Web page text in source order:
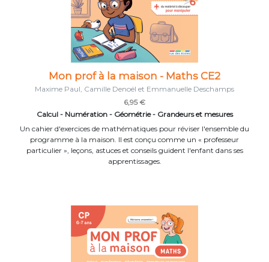
Mon prof à la maison - Maths CE2
Maxime Paul, Camille Denoël et Emmanuelle Deschamps
6,95 €
Calcul - Numération - Géométrie - Grandeurs et mesures
Un cahier d'exercices de mathématiques pour réviser l'ensemble du
programme à la maison. Il est conçu comme un « professeur
particulier », leçons, astuces et conseils guident l'enfant dans ses
apprentissages.